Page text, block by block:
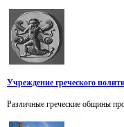
Учреждение греческого
Различные греческие общины